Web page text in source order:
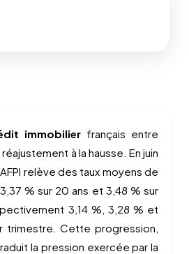
immobilierfrançais entre
à la hausse. En juin
relève des taux moyens de
% sur 20 ans et 3,48 % sur
3,14 %, 3,28 % et
trimestre. Cette progression,
la pression exercée par la